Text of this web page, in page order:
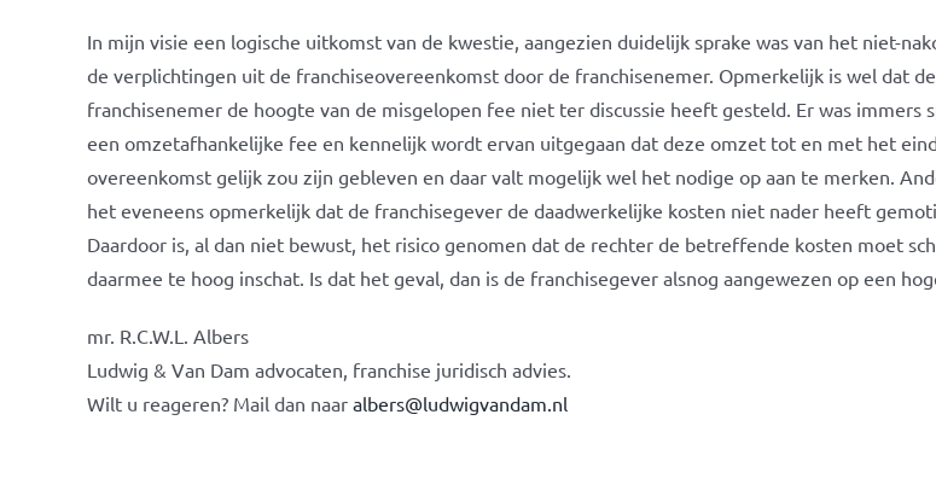
In mijn visie een logische uitkomst van de kwestie, aangezien duidelijk sprake was van het niet-
de verplichtingen uit de franchiseovereenkomst door de franchisenemer. Opmerkelijk is wel dat de
franchisenemer de hoogte van de misgelopen fee niet ter discussie heeft gesteld. Er was immers
een omzetafhankelijke fee en kennelijk wordt ervan uitgegaan dat deze omzet tot en met het
overeenkomst gelijk zou zijn gebleven en daar valt mogelijk wel het nodige op aan te merken.
het eveneens opmerkelijk dat de franchisegever de daadwerkelijke kosten niet nader heeft
Daardoor is, al dan niet bewust, het risico genomen dat de rechter de betreffende kosten moet
daarmee te hoog inschat. Is dat het geval, dan is de franchisegever alsnog aangewezen op een
mr. R.C.W.L. Albers
Ludwig & Van Dam advocaten, franchise juridisch advies.
Wilt u reageren? Mail dan naar albers@ludwigvandam.nl